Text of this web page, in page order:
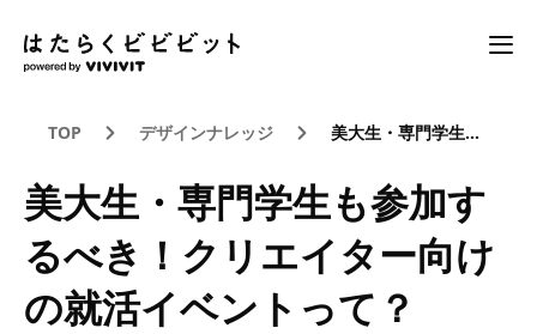
TOP デザインナレッジ 美大生・専門学生も参加するべき！クリエイター向けの就活イベントって？
美大生・専門学生も参加す
るべき！クリエイター向け
の就活イベントって？